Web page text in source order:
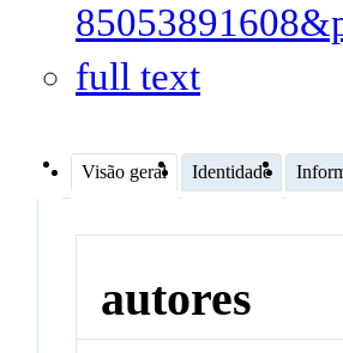
full text
Visão geral Identidade
autores